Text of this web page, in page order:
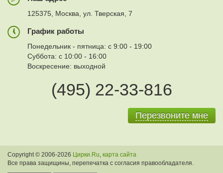
125375, Москва, ул. Тверская, 7
График работы
Понедельник - пятница: с 9:00 - 19:00
Суббота: с 10:00 - 16:00
Воскресение: выходной
(495) 22-33-816
Перезвоните мне
Copyright © 2006-2026 Цирки.Ru, карта сайта
Все права защищины, перепечатка с согласия правообладателя.